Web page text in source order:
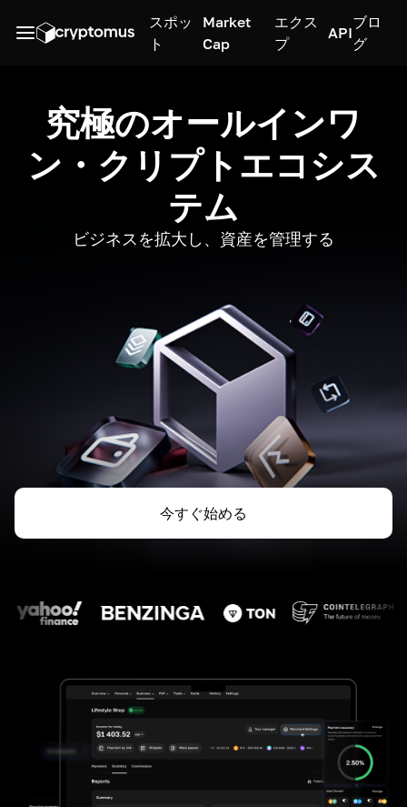
スポッ
ト
Market
Cap
エクス
プ
API
ブロ
グ
究極のオールインワ
ン・クリプトエコシス
テム
ビジネスを拡大し、資産を管理する
今すぐ始める